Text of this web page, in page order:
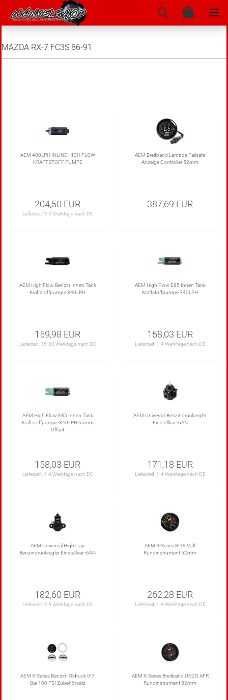
MAZDA RX-7 FC3S 86-91
AEM 400LPH INLINE HIGH FLOW
KRAFTSTOFF PUMPE
204,50 EUR
Lieferzeit: 1-4 Werktage nach DE
AEM Breitband Lambda Failsafe
Anzeige Controller 52mm
387,69 EUR
AEM High Flow Benzin Innen Tank
Kraftstoffpumpe 340LPH
159,98 EUR
Lieferzeit: 15-20 Werktage nach DE
AEM High Flow E85 Innen Tank
Kraftstoffpumpe 340LPH
158,03 EUR
Lieferzeit: 1-4 Werktage nach DE
AEM High Flow E85 Innen Tank
Kraftstoffpumpe 340LPH 65mm
Offset
158,03 EUR
Lieferzeit: 1-4 Werktage nach DE
AEM Universal Benzindruckregler
Einstellbar -6AN
171,18 EUR
Lieferzeit: 1-4 Werktage nach DE
AEM Universal High Cap
Benzindruckregler Einstellbar -6AN
182,60 EUR
Lieferzeit: 1-4 Werktage nach DE
AEM X-Series 8-18 Volt
Rundinstrument 52mm
262,28 EUR
Lieferzeit: 1-4 Werktage nach DE
AEM X-Series Benzin- Öldruck 0-7
Bar 100 PSI Zubehörsatz
AEM X-Series Breitband UEGO AFR
Rundinstrument 52mm